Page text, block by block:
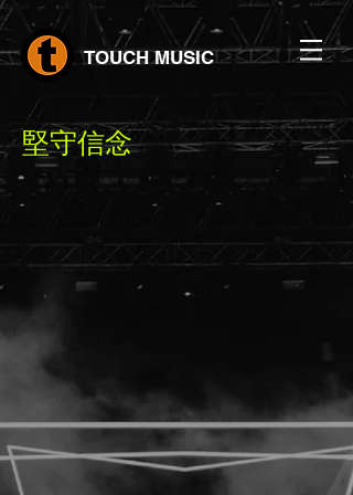
TOUCH MUSIC
堅守信念